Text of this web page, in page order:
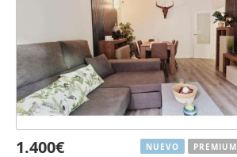
1.400€ NUEVO PREMIUM